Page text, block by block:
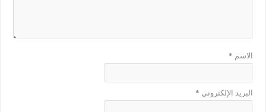
الاسم *
البريد الإلكتروني *